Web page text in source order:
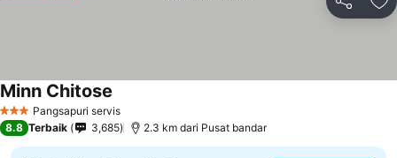
Kongsi
3 BintangPangsapuri servis
Minn Chitose
8.8 Terbaik 3,685 2.3 km dari Pusat bandar